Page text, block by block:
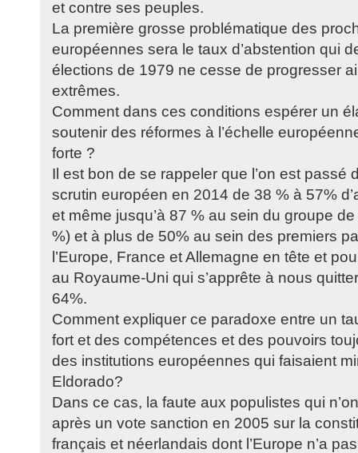
et contre ses peuples.
La première grosse problématique des
européennes sera le taux d’abstention qui
élections de 1979 ne cesse de progresser
extrêmes.
Comment dans ces conditions espérer un
soutenir des réformes à l’échelle
forte ?
Il est bon de se rappeler que l’on est passé
scrutin européen en 2014 de 38 % à 57%
et même jusqu’à 87 % au sein du groupe
%) et à plus de 50% au sein des premiers
l’Europe, France et Allemagne en tête et
au Royaume-Uni qui s’apprête à nous
64%.
Comment expliquer ce paradoxe entre un
fort et des compétences et des pouvoirs
des institutions européennes qui faisaient
Eldorado?
Dans ce cas, la faute aux populistes qui
après un vote sanction en 2005 sur la
français et néerlandais dont l’Europe n’a